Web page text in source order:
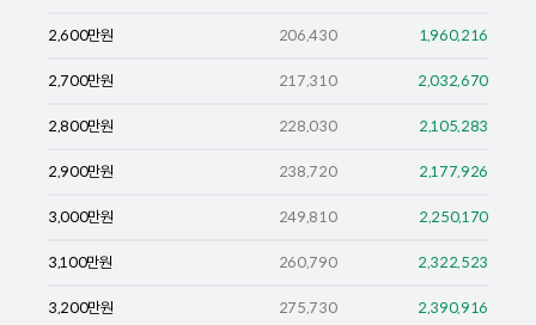
2,600만원 206,430 1,960,216
2,700만원 217,310 2,032,670
2,800만원 228,030 2,105,283
2,900만원 238,720 2,177,926
3,000만원 249,810 2,250,170
3,100만원 260,790 2,322,523
3,200만원 275,730 2,390,916